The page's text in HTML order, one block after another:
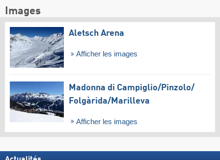
Images
Aletsch Arena
Afficher les images
Madonna di Campiglio/​Pinzolo/​
Folgàrida/​Marilleva
Afficher les images